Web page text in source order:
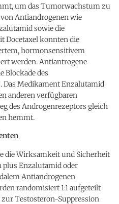
um das Tumorwachstum zu
Antiandrogenen wie
sowie die
Docetaxel konnten die
hormonsensitivem
werden. Antiantrogene
Blockade des
Das Medikament Enzalutamid
anderen verfügbaren
des Androgenrezeptors gleich
hemmt.
die Wirksamkeit und Sicherheit
plus Enzalutamid oder
Antiandrogenen
randomisiert 1:1 aufgeteilt
Testosteron-Suppression